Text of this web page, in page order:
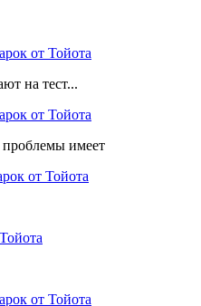
от Тойота
на тест...
от Тойота
имеет
от Тойота
от Тойота